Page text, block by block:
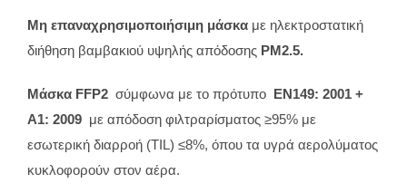
Μη επαναχρησιμοποιήσιμη μάσκα με ηλεκτροστατική
διήθηση βαμβακιού υψηλής απόδοσης PM2.5.
Μάσκα FFP2 σύμφωνα με το πρότυπο EN149: 2001 +
A1: 2009 με απόδοση φιλτραρίσματος ≥95% με
εσωτερική διαρροή (TIL) ≤8%, όπου τα υγρά αερολύματος
κυκλοφορούν στον αέρα.